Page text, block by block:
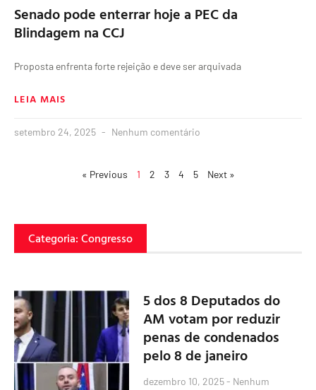
Senado pode enterrar hoje a PEC da
Blindagem na CCJ
Proposta enfrenta forte rejeição e deve ser arquivada
LEIA MAIS
setembro 24, 2025 Nenhum comentário
« Previous 1 2 3 4 5 Next »
Categoria: Congresso
5 dos 8 Deputados do
AM votam por reduzir
penas de condenados
pelo 8 de janeiro
dezembro 10, 2025 Nenhum